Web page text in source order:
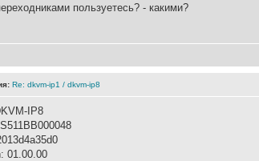
пользуетесь? - какими?
Re: dkvm-ip1 / dkvm-ip8
IP8
01.00.00